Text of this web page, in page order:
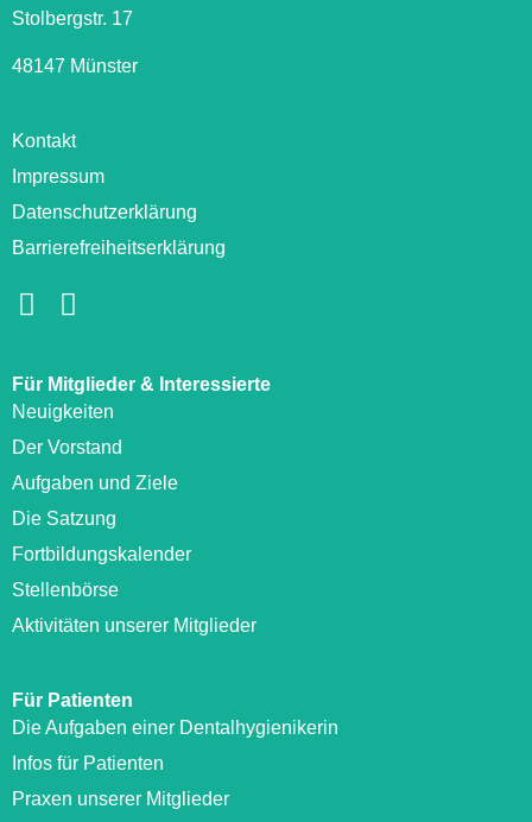
Stolbergstr. 17
48147 Münster
Kontakt
Impressum
Datenschutzerklärung
Barrierefreiheitserklärung
Für Mitglieder & Interessierte
Neuigkeiten
Der Vorstand
Aufgaben und Ziele
Die Satzung
Fortbildungskalender
Stellenbörse
Aktivitäten unserer Mitglieder
Für Patienten
Die Aufgaben einer Dentalhygienikerin
Infos für Patienten
Praxen unserer Mitglieder